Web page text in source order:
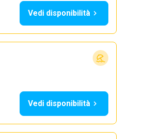
Vedi disponibilità
Vedi disponibilità